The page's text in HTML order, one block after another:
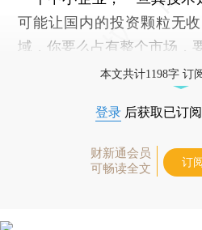
可能让国内的投资颗粒无
域，你要么占有整个市场，
本文共计1198字 订
登录 后获取已订
财新通会员
可畅读全文
订